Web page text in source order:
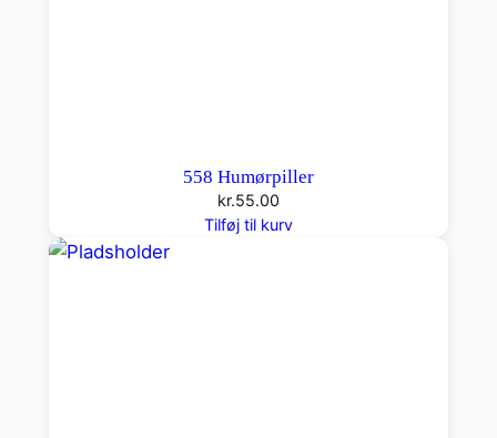
558 Humørpiller
kr.55.00
Tilføj til kurv